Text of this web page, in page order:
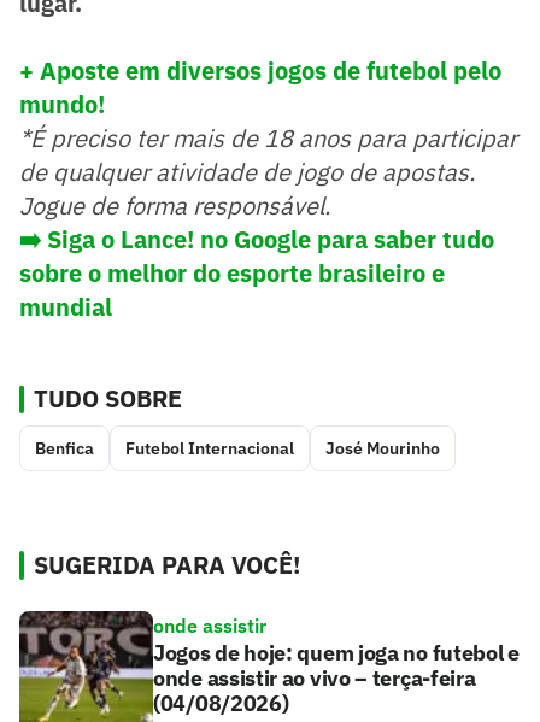
+ Aposte em diversos jogos de futebol pelo
mundo!
*É preciso ter mais de 18 anos para participar
de qualquer atividade de jogo de apostas.
Jogue de forma responsável.
➡️ Siga o Lance! no Google para saber tudo
sobre o melhor do esporte brasileiro e
mundial
TUDO SOBRE
Benfica Futebol Internacional José Mourinho
SUGERIDA PARA VOCÊ!
onde assistir
Jogos de hoje: quem joga no futebol e
onde assistir ao vivo – terça-feira
(04/08/2026)